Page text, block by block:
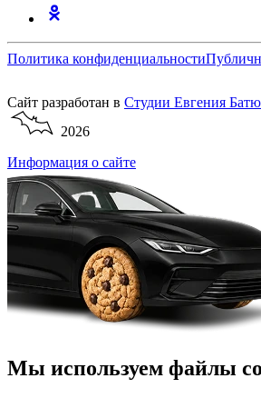
Политика конфиденциальности
Сайт разработан в Студии Евгения
2026
Информация о сайте
Мы используем файлы